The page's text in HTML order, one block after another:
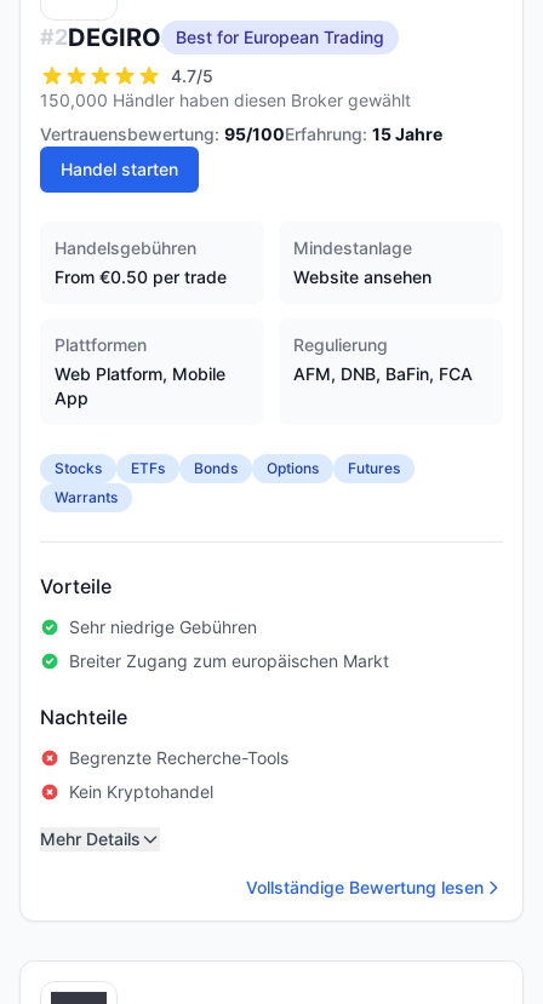
#2DEGIRO
Best for European Trading
4.7/5
150,000 Händler haben diesen Broker gewählt
Vertrauensbewertung: 95/100Erfahrung: 15Jahre
Handel starten
Handelsgebühren
From €0.50 per trade
Mindestanlage
Website ansehen
Plattformen
Web Platform, Mobile
App
Regulierung
AFM, DNB, BaFin, FCA
Stocks ETFs Bonds Options
Futures
Warrants
Vorteile
Sehr niedrige Gebühren
Breiter Zugang zum europäischen Markt
Nachteile
Begrenzte Recherche-Tools
Kein Kryptohandel
Mehr Details
Vollständige Bewertung lesen